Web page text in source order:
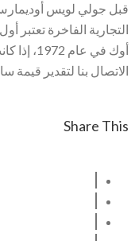
قبل جولي لويس
التجارية الفاخرة تعتبر
أوك في
الاتصال بنا لتقدير قيمة
Share This